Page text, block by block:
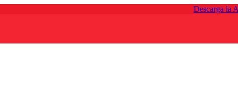
Descarga la